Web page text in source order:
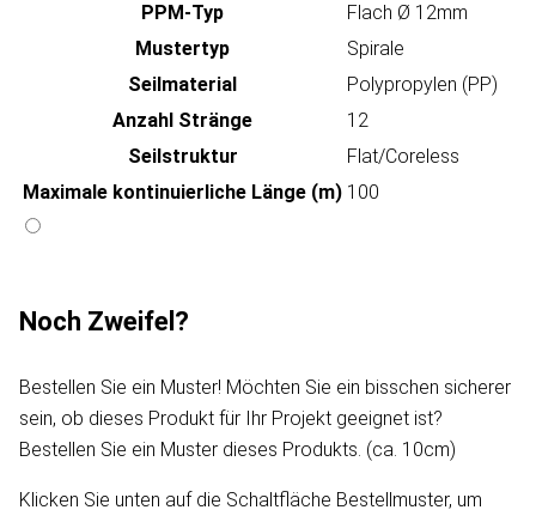
PPM-Typ
Flach Ø 12mm
Mustertyp
Spirale
Seilmaterial
Polypropylen (PP)
Anzahl Stränge
12
Seilstruktur
Flat/Coreless
Maximale kontinuierliche Länge (m) 100
Noch Zweifel?
Bestellen Sie ein Muster! Möchten Sie ein bisschen sicherer
sein, ob dieses Produkt für Ihr Projekt geeignet ist?
Bestellen Sie ein Muster dieses Produkts. (ca. 10cm)
Klicken Sie unten auf die Schaltfläche Bestellmuster, um